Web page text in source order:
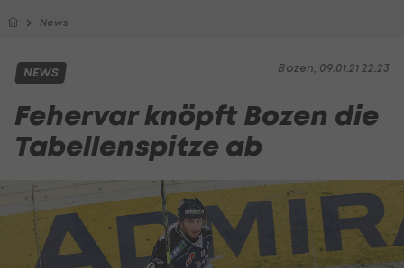
News
Bozen, 09.01.21 22:23
NEWS
Fehervar knöpft Bozen die
Tabellenspitze ab